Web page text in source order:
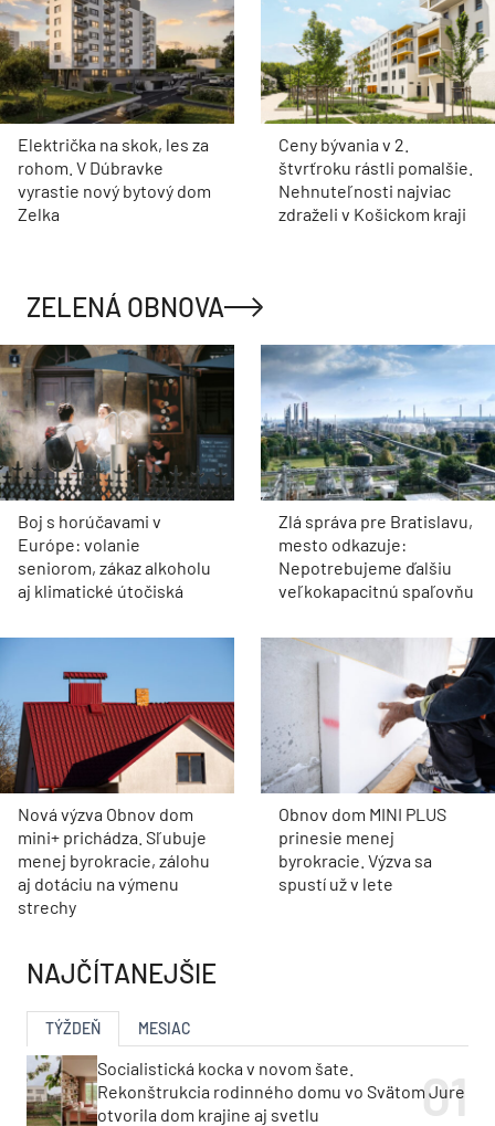
Električka na skok, les za
rohom. V Dúbravke
vyrastie nový bytový dom
Zelka
Ceny bývania v 2.
štvrťroku rástli pomalšie.
Nehnuteľnosti najviac
zdraželi v Košickom kraji
ZELENÁ OBNOVA
Boj s horúčavami v
Európe: volanie
seniorom, zákaz alkoholu
aj klimatické útočiská
Zlá správa pre Bratislavu,
mesto odkazuje:
Nepotrebujeme ďalšiu
veľkokapacitnú spaľovňu
Nová výzva Obnov dom
mini+ prichádza. Sľubuje
menej byrokracie, zálohu
aj dotáciu na výmenu
strechy
Obnov dom MINI PLUS
prinesie menej
byrokracie. Výzva sa
spustí už v lete
NAJČÍTANEJŠIE
TÝŽDEŇ MESIAC
Socialistická kocka v novom šate.
Rekonštrukcia rodinného domu vo Svätom Jure
otvorila dom krajine aj svetlu